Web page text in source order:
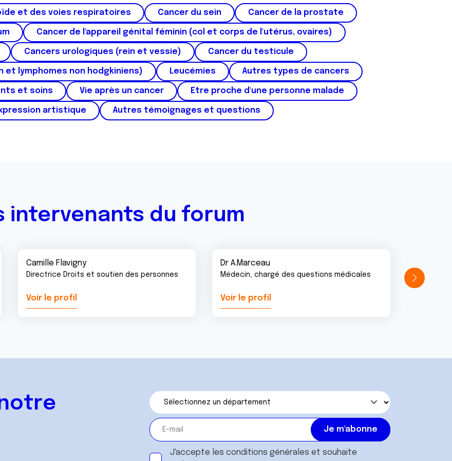
et des voies respiratoires Cancer du sein Cancer de la prostate
Cancer de l'appareil génital féminin (col et corps de l'utérus, ovaires)
Cancers urologiques (rein et vessie) Cancer du testicule
et lymphomes non hodgkiniens) Leucémies Autres types de cancers
et soins Vie après un cancer Etre proche d'une personne malade
artistique Autres témoignages et questions
intervenants du forum
Camille Flavigny
Directrice Droits et soutien des personnes
Voir le profil
Dr A.Marceau
Médecin, chargé des questions médicales
Voir le profil
J'accepte les conditions générales et souhaite